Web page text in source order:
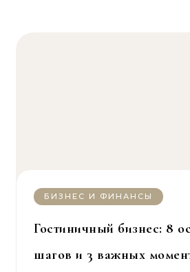
БИЗНЕС И ФИНАНСЫ
Гостиничный бизнес: 8
шагов и 3 важных